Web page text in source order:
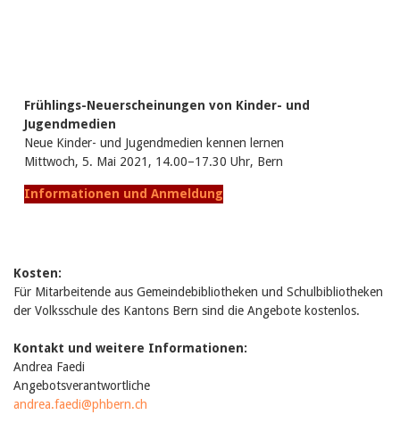
Juli 2025
Juni 2025
März 2025
Februar 2025
2023
2019
2017
2016
2014
2013
2012
Frühlings-Neuerscheinungen von Kinder- und
Jugendmedien
Neue Kinder- und Jugendmedien kennen lernen
Mittwoch, 5. Mai 2021, 14.00–17.30 Uhr, Bern
Informationen und Anmeldung
Kosten:
Für Mitarbeitende aus Gemeindebibliotheken und Schulbibliotheken
der Volksschule des Kantons Bern sind die Angebote kostenlos.
Kontakt und weitere Informationen:
Andrea Faedi
Angebotsverantwortliche
andrea.faedi@phbern.ch